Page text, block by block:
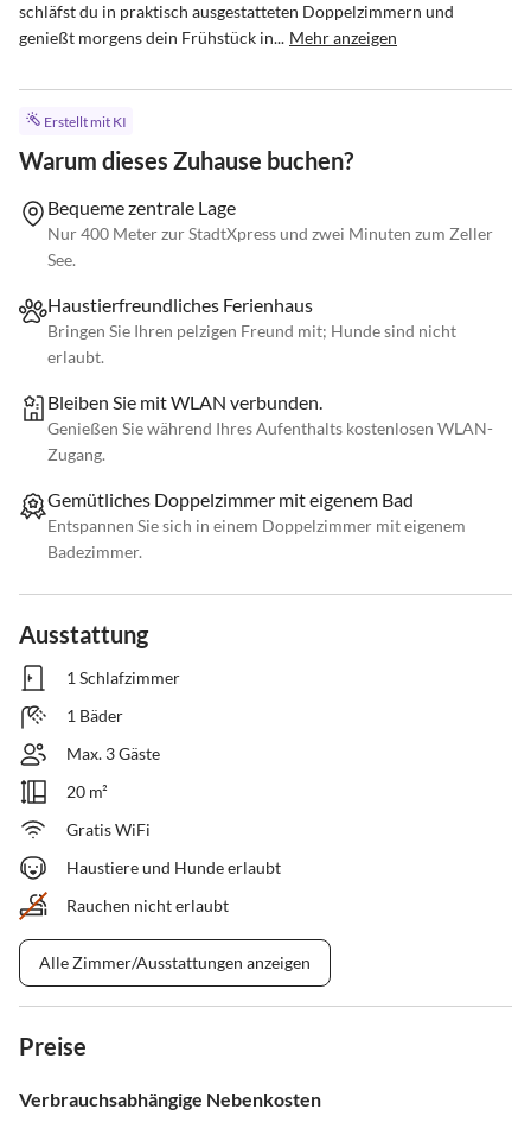
schläfst du in praktisch ausgestatteten Doppelzimmern und
genießt morgens dein Frühstück in... Mehr anzeigen
Erstellt mit KI
Warum dieses Zuhause buchen?
Bequeme zentrale Lage
Nur 400 Meter zur StadtXpress und zwei Minuten zum Zeller
See.
Haustierfreundliches Ferienhaus
Bringen Sie Ihren pelzigen Freund mit; Hunde sind nicht
erlaubt.
Bleiben Sie mit WLAN verbunden.
Genießen Sie während Ihres Aufenthalts kostenlosen WLAN-
Zugang.
Gemütliches Doppelzimmer mit eigenem Bad
Entspannen Sie sich in einem Doppelzimmer mit eigenem
Badezimmer.
Ausstattung
1 Schlafzimmer
1 Bäder
Max. 3 Gäste
20 m²
Gratis WiFi
Haustiere und Hunde erlaubt
Rauchen nicht erlaubt
Alle Zimmer/Ausstattungen anzeigen
Preise
Verbrauchsabhängige Nebenkosten